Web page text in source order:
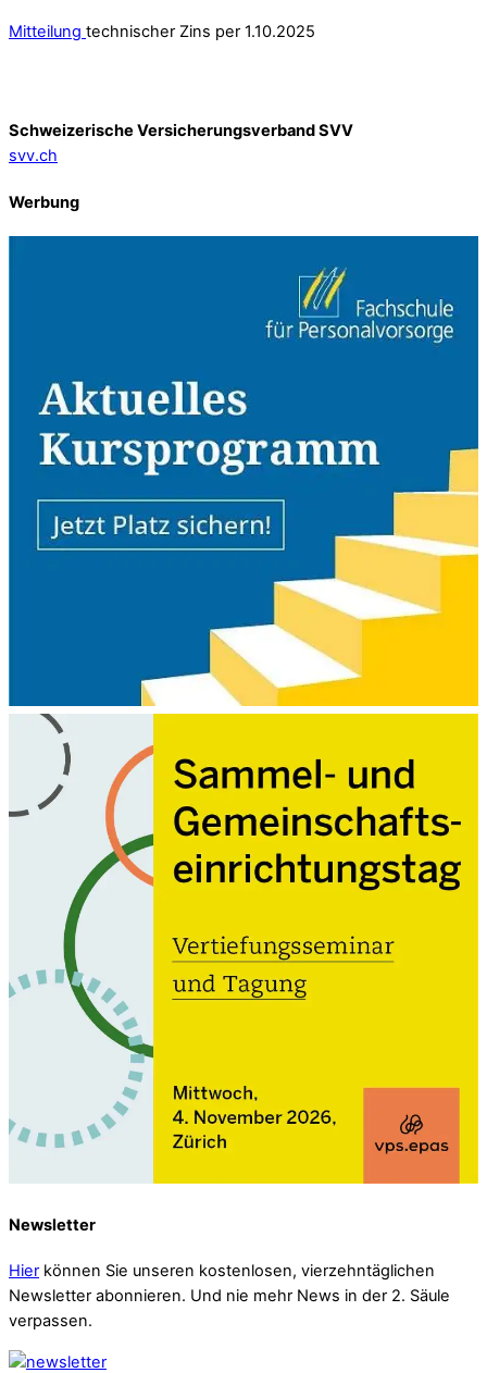
Mitteilung technischer Zins per 1.10.2025
Schweizerische Versicherungsverband SVV
svv.ch
Werbung
Newsletter
Hier können Sie unseren kostenlosen, vierzehntäglichen
Newsletter abonnieren. Und nie mehr News in der 2. Säule
verpassen.